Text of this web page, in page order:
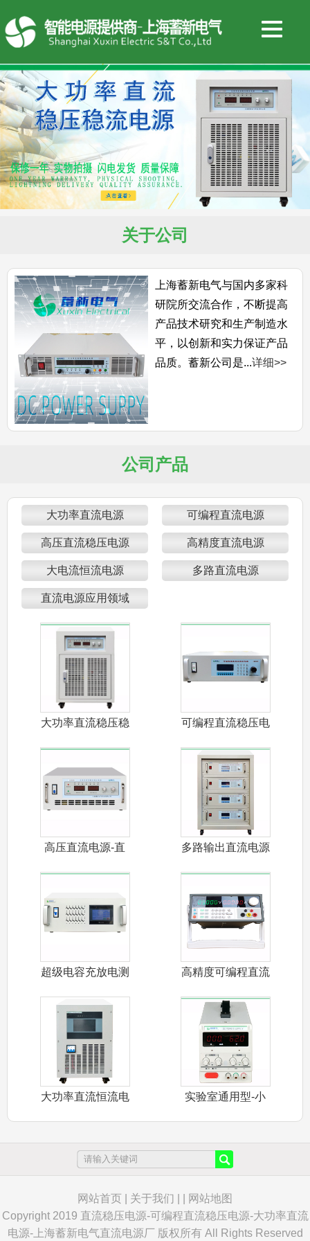
关于公司
上海蓄新电气与国内多家科
研院所交流合作，不断提高
产品技术研究和生产制造水
平，以创新和实力保证产品
品质。蓄新公司是...详细>>
公司产品
大功率直流电源 可编程直流电源
高压直流稳压电源 高精度直流电源
大电流恒流电源 多路直流电源
直流电源应用领域
大功率直流稳压稳
可编程直流稳压电
高压直流电源-直
多路输出直流电源
超级电容充放电测
高精度可编程直流
大功率直流恒流电
实验室通用型-小
网站首页 关于我们
网站地图
Copyright 2019 直流稳压电源-可编程直流稳压电源-大功率直流
电源-上海蓄新电气直流电源厂 版权所有 All Rights Reserved